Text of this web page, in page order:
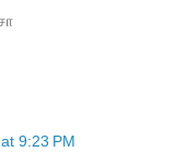
9:23 PM